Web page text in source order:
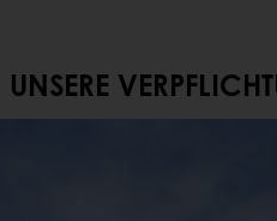
UNSERE